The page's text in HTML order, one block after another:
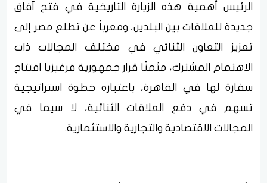
الرئيس أهمية هذه الزيارة التاريخية في فتح آفاق
جديدة للعلاقات بين البلدين، ومعرباً عن تطلع مصر إلى
تعزيز التعاون الثنائي في مختلف المجالات ذات
الاهتمام المشترك، مثمنًا قرار جمهورية قرغيزيا افتتاح
سفارة لها في القاهرة، باعتباره خطوة استراتيجية
تسهم في دفع العلاقات الثنائية، لا سيما في
المجالات الاقتصادية والتجارية والاستثمارية.